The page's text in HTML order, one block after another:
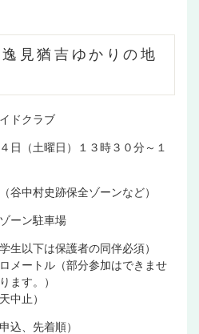
見猶吉ゆかりの地
ドクラブ
（土曜日）１３時３０分～１
中村史跡保全ゾーンなど）
ーン駐車場
以下は保護者の同伴必須）
トル（部分参加はできませ
ます。）
止）
、先着順）